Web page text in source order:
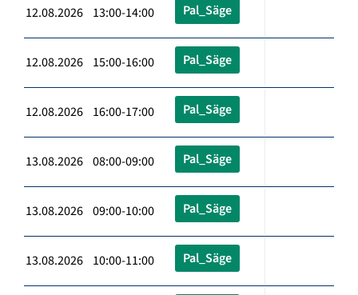
12.08.2026 13:00-14:00 Pal_Säge
12.08.2026 15:00-16:00 Pal_Säge
12.08.2026 16:00-17:00 Pal_Säge
13.08.2026 08:00-09:00 Pal_Säge
13.08.2026 09:00-10:00 Pal_Säge
13.08.2026 10:00-11:00 Pal_Säge